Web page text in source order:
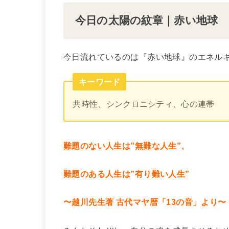
今日の太陽の紋章｜赤い地球
今日流れているのは『赤い地球』のエネル
キーワード
共時性、シンクロニシティ、心の連帯
難題のない人生は”無難な人生”、
難題のある人生は”有り難い人生”
〜越川先生著 古代マヤ暦「13の音」より〜